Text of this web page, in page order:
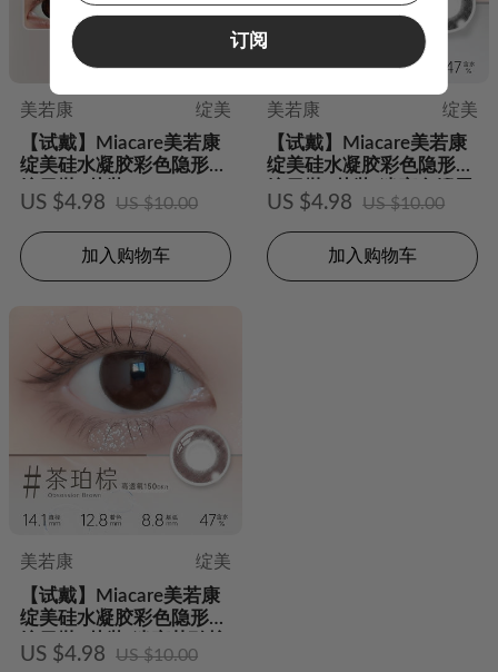
美若康
绽美
【试戴】Miacare美若康
绽美硅水凝胶彩色隐形眼
镜日抛2片装
US $4.98 US $10.00
加入购物车
美若康
绽美
【试戴】Miacare美若康
绽美硅水凝胶彩色隐形眼
镜日抛2片装-迷恋乌缎黑
US $4.98 US $10.00
加入购物车
美若康
绽美
【试戴】Miacare美若康
绽美硅水凝胶彩色隐形眼
镜日抛2片装-迷恋茶珀棕
US $4.98 US $10.00
订阅